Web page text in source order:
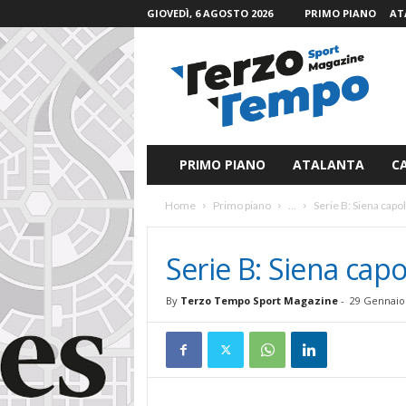
GIOVEDÌ, 6 AGOSTO 2026 PRIMO PIANO
PRIMO PIANO ATALANTA
Home Primo piano ... Serie B: Siena
Serie B: Siena
By Terzo Tempo Sport Magazine- 29 Gennaio